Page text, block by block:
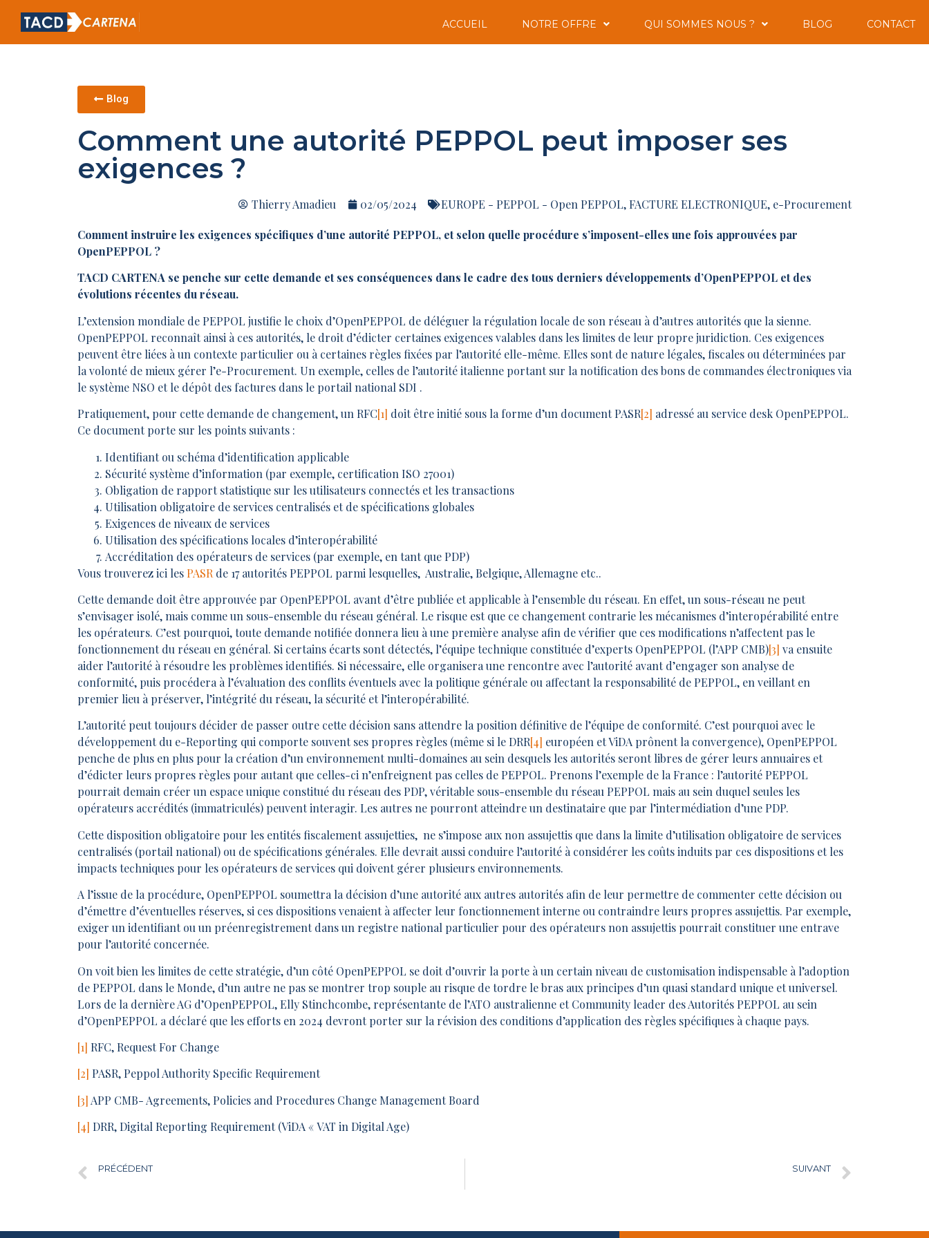
ACCUEIL NOTRE OFFRE QUI SOMMES NOUS ? BLOG CONTACT
Blog
Comment une autorité PEPPOL peut imposer ses
exigences ?
Thierry Amadieu 02/05/2024 EUROPE - PEPPOL - Open PEPPOL,FACTURE ELECTRONIQUE, e-Procurement
Comment instruire les exigences spécifiques d’une autorité PEPPOL, et selon quelle procédure s’imposent-elles une fois approuvées par
OpenPEPPOL ?
TACD CARTENA se penche sur cette demande et ses conséquences dans le cadre des tous derniers développements d’OpenPEPPOL et des
évolutions récentes du réseau.
L’extension mondiale de PEPPOL justifie le choix d’OpenPEPPOL de déléguer la régulation locale de son réseau à d’autres autorités que la sienne.
OpenPEPPOL reconnaît ainsi à ces autorités, le droit d’édicter certaines exigences valables dans les limites de leur propre juridiction. Ces exigences
peuvent être liées à un contexte particulier ou à certaines règles fixées par l’autorité elle-même. Elles sont de nature légales, fiscales ou déterminées par
la volonté de mieux gérer l’e-Procurement. Un exemple, celles de l’autorité italienne portant sur la notification des bons de commandes électroniques via
le système NSO et le dépôt des factures dans le portail national SDI .
Pratiquement, pour cette demande de changement, un RFC[1] doit être initié sous la forme d’un document PASR[2] adressé au service desk OpenPEPPOL.
Ce document porte sur les points suivants :
Identifiant ou schéma d’identification applicable
Sécurité système d’information (par exemple, certification ISO 27001)
Obligation de rapport statistique sur les utilisateurs connectés et les transactions
Utilisation obligatoire de services centralisés et de spécifications globales
Exigences de niveaux de services
Utilisation des spécifications locales d’interopérabilité
Accréditation des opérateurs de services (par exemple, en tant que PDP)
Vous trouverez ici les PASR de 17 autorités PEPPOL parmi lesquelles, Australie, Belgique, Allemagne etc..
Cette demande doit être approuvée par OpenPEPPOL avant d’être publiée et applicable à l’ensemble du réseau. En effet, un sous-réseau ne peut
s’envisager isolé, mais comme un sous-ensemble du réseau général. Le risque est que ce changement contrarie les mécanismes d’interopérabilité entre
les opérateurs. C’est pourquoi, toute demande notifiée donnera lieu à une première analyse afin de vérifier que ces modifications n’affectent pas le
fonctionnement du réseau en général. Si certains écarts sont détectés, l’équipe technique constituée d’experts OpenPEPPOL (l’APP CMB)[3] va ensuite
aider l’autorité à résoudre les problèmes identifiés. Si nécessaire, elle organisera une rencontre avec l’autorité avant d’engager son analyse de
conformité, puis procédera à l’évaluation des conflits éventuels avec la politique générale ou affectant la responsabilité de PEPPOL, en veillant en
premier lieu à préserver, l’intégrité du réseau, la sécurité et l’interopérabilité.
L’autorité peut toujours décider de passer outre cette décision sans attendre la position définitive de l’équipe de conformité. C’est pourquoi avec le
développement du e-Reporting qui comporte souvent ses propres règles (même si le DRR[4] européen et ViDA prônent la convergence), OpenPEPPOL
penche de plus en plus pour la création d’un environnement multi-domaines au sein desquels les autorités seront libres de gérer leurs annuaires et
d’édicter leurs propres règles pour autant que celles-ci n’enfreignent pas celles de PEPPOL. Prenons l’exemple de la France : l’autorité PEPPOL
pourrait demain créer un espace unique constitué du réseau des PDP, véritable sous-ensemble du réseau PEPPOL mais au sein duquel seules les
opérateurs accrédités (immatriculés) peuvent interagir. Les autres ne pourront atteindre un destinataire que par l’intermédiation d’une PDP.
Cette disposition obligatoire pour les entités fiscalement assujetties, ne s’impose aux non assujettis que dans la limite d’utilisation obligatoire de services
centralisés (portail national) ou de spécifications générales. Elle devrait aussi conduire l’autorité à considérer les coûts induits par ces dispositions et les
impacts techniques pour les opérateurs de services qui doivent gérer plusieurs environnements.
A l’issue de la procédure, OpenPEPPOL soumettra la décision d’une autorité aux autres autorités afin de leur permettre de commenter cette décision ou
d’émettre d’éventuelles réserves, si ces dispositions venaient à affecter leur fonctionnement interne ou contraindre leurs propres assujettis. Par exemple,
exiger un identifiant ou un préenregistrement dans un registre national particulier pour des opérateurs non assujettis pourrait constituer une entrave
pour l’autorité concernée.
On voit bien les limites de cette stratégie, d’un côté OpenPEPPOL se doit d’ouvrir la porte à un certain niveau de customisation indispensable à l’adoption
de PEPPOL dans le Monde, d’un autre ne pas se montrer trop souple au risque de tordre le bras aux principes d’un quasi standard unique et universel.
Lors de la dernière AG d’OpenPEPPOL, Elly Stinchcombe, représentante de l’ATO australienne et Community leader des Autorités PEPPOL au sein
d’OpenPEPPOL a déclaré que les efforts en 2024 devront porter sur la révision des conditions d’application des règles spécifiques à chaque pays.
[1] RFC, Request For Change
[2] PASR, Peppol Authority Specific Requirement
[3] APP CMB- Agreements, Policies and Procedures Change Management Board
[4] DRR, Digital Reporting Requirement (ViDA « VAT in Digital Age)
PRÉCÉDENT SUIVANT